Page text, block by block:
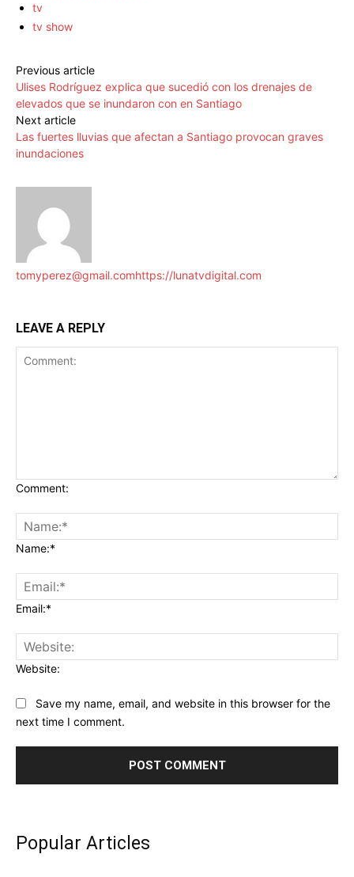
tv
tv show
Previous article
Ulises Rodríguez explica que sucedió con los drenajes de
elevados que se inundaron con en Santiago
Next article
Las fuertes lluvias que afectan a Santiago provocan graves
inundaciones
tomyperez@gmail.comhttps://lunatvdigital.com
LEAVE A REPLY
Comment:
Name:*
Email:*
Website:
Save my name, email, and website in this browser for the
next time I comment.
Popular Articles